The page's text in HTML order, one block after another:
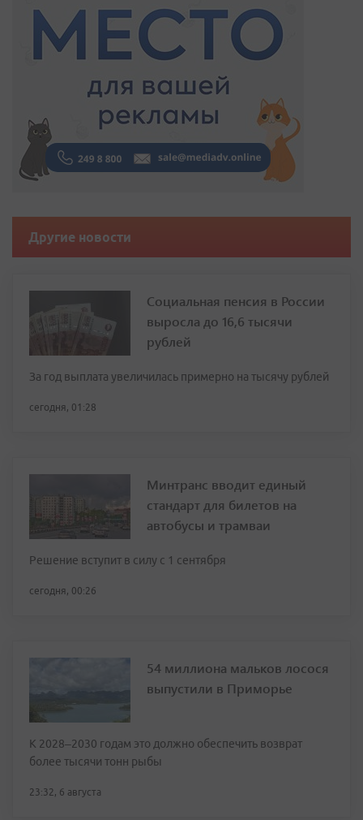
Другие новости
Социальная пенсия в России
выросла до 16,6 тысячи
рублей
За год выплата увеличилась примерно на тысячу рублей
сегодня, 01:28
Минтранс вводит единый
стандарт для билетов на
автобусы и трамваи
Решение вступит в силу с 1 сентября
сегодня, 00:26
54 миллиона мальков лосося
выпустили в Приморье
К 2028–2030 годам это должно обеспечить возврат
более тысячи тонн рыбы
23:32, 6 августа